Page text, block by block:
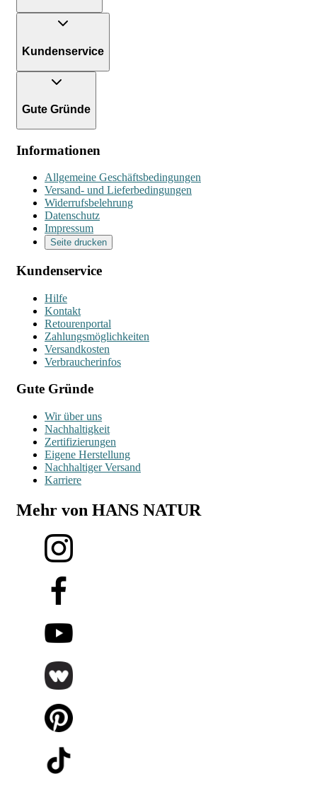
Kundenservice
Gute Gründe
Informationen
Allgemeine Geschäftsbedingungen
Versand- und Lieferbedingungen
Widerrufsbelehrung
Datenschutz
Impressum
Seite drucken
Kundenservice
Hilfe
Kontakt
Retourenportal
Zahlungsmöglichkeiten
Versandkosten
Verbraucherinfos
Gute Gründe
Wir über uns
Nachhaltigkeit
Zertifizierungen
Eigene Herstellung
Nachhaltiger Versand
Karriere
Mehr von HANS NATUR